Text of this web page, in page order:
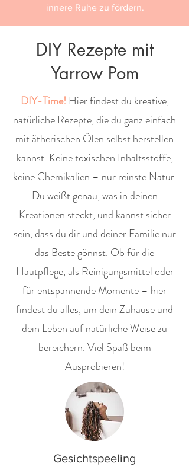
innere Ruhe zu fördern.
DIY Rezepte mit
Yarrow Pom
DIY-Time! Hier findest du kreative,
natürliche Rezepte, die du ganz einfach
mit ätherischen Ölen selbst herstellen
kannst. Keine toxischen Inhaltsstoffe,
keine Chemikalien – nur reinste Natur.
Du weißt genau, was in deinen
Kreationen steckt, und kannst sicher
sein, dass du dir und deiner Familie nur
das Beste gönnst. Ob für die
Hautpflege, als Reinigungsmittel oder
für entspannende Momente – hier
findest du alles, um dein Zuhause und
dein Leben auf natürliche Weise zu
bereichern. Viel Spaß beim
Ausprobieren!
Gesichtspeeling